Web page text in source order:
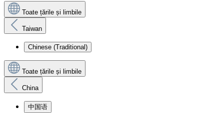
Toate țările și limbile
Taiwan
Chinese (Traditional)
Toate țările și limbile
China
中国语